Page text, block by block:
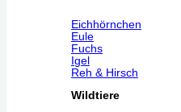
Eichhörnchen
Eule
Fuchs
Igel
Reh & Hirsch
Wildtiere